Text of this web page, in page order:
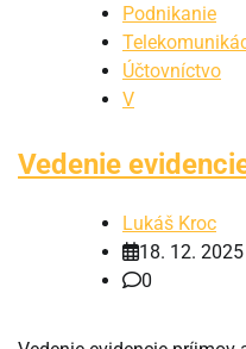
Podnikanie
Účtovníctvo
V
Vedenie
Lukáš Kroc
18. 12. 2025
0